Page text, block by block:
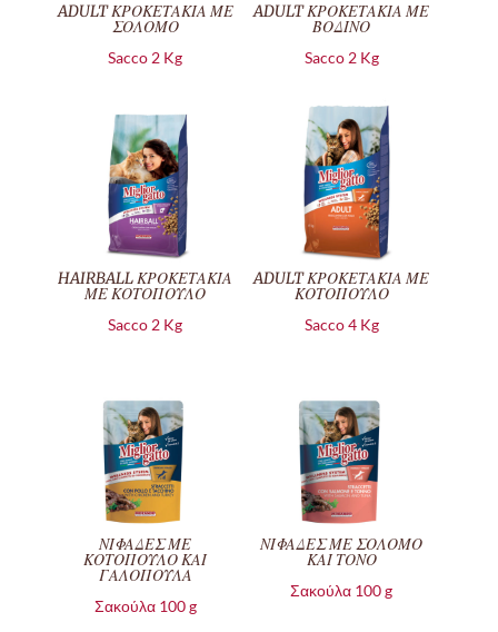
ADULT ΚΡΟΚΕΤΑΚΙΑ ΜΕ
ΣΟΛΟΜΟ
Sacco 2 Kg
ADULT ΚΡΟΚΕΤΑΚΙΑ ΜΕ
ΒΟΔΙΝΟ
Sacco 2 Kg
HAIRBALL ΚΡΟΚΕΤΑΚΙΑ
ΜΕ ΚΟΤΟΠΟΥΛΟ
Sacco 2 Kg
ADULT ΚΡΟΚΕΤΑΚΙΑ ΜΕ
ΚΟΤΟΠΟΥΛΟ
Sacco 4 Kg
ΝΙΦΑΔΕΣ ΜΕ
ΚΟΤΟΠΟΥΛΟ ΚΑΙ
ΓΑΛΟΠΟΥΛΑ
Σακούλα 100 g
ΝΙΦΑΔΕΣ ΜΕ ΣΟΛΟΜΟ
ΚΑΙ ΤΟΝΟ
Σακούλα 100 g